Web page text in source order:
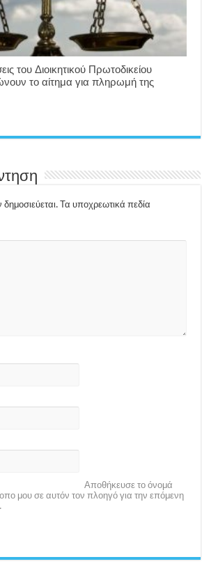
του Διοικητικού Πρωτοδικείου
το αίτημα για πληρωμή της
Τα υποχρεωτικά πεδία
Αποθήκευσε το όνομά
μου σε αυτόν τον πλοηγό για την επόμενη